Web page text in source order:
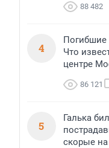
88 482
4
Погибшие
Что
центре
86 121
5
Галька
скорые